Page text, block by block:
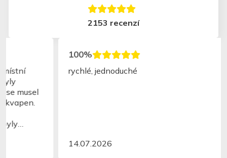
2153 recenzí
rychlé, jednoduché